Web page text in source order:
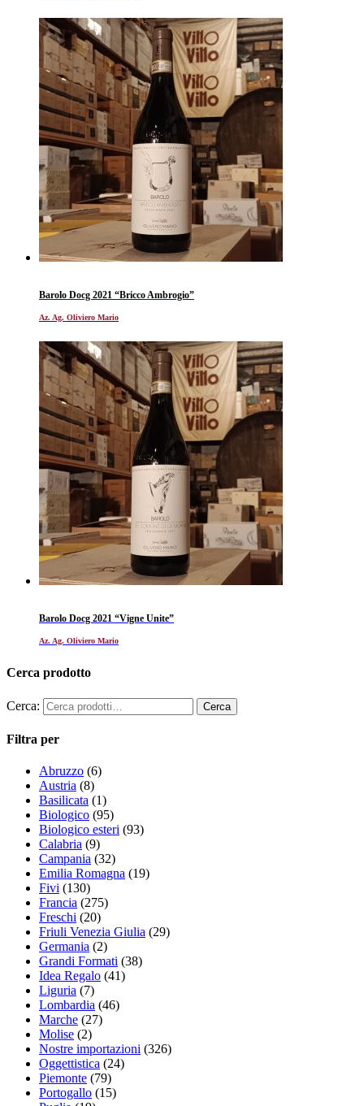
Barolo Docg 2021 “Bricco Ambrogio”
Az. Ag. Oliviero Mario
Barolo Docg 2021 “Vigne Unite”
Az. Ag. Oliviero Mario
Cerca prodotto
Cerca:
Filtra per
Abruzzo (6)
Austria (8)
Basilicata (1)
Biologico (95)
Biologico esteri (93)
Calabria (9)
Campania (32)
Emilia Romagna (19)
Fivi (130)
Francia (275)
Freschi (20)
Friuli Venezia Giulia (29)
Germania (2)
Grandi Formati (38)
Idea Regalo (41)
Liguria (7)
Lombardia (46)
Marche (27)
Molise (2)
Nostre importazioni (326)
Oggettistica (24)
Piemonte (79)
Portogallo (15)